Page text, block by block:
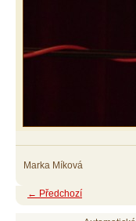
Marka Míková
← Předchozí